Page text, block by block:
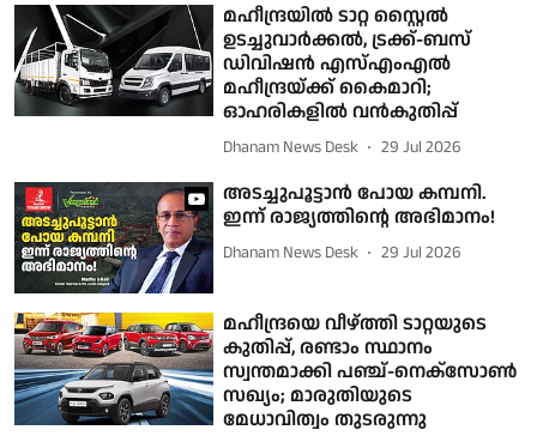
മഹീന്ദ്രയില്‍ ടാറ്റ സ്റ്റൈല്‍
ഉടച്ചുവാര്‍ക്കല്‍, ട്രക്ക്-ബസ്
ഡിവിഷന്‍ എസ്എംഎല്‍
മഹീന്ദ്രയ്ക്ക് കൈമാറി;
ഓഹരികളില്‍ വന്‍കുതിപ്പ്
Dhanam News Desk 29 Jul 2026
അടച്ചുപൂട്ടാൻ പോയ കമ്പനി.
ഇന്ന് രാജ്യത്തിന്റെ അഭിമാനം!
Dhanam News Desk 29 Jul 2026
മഹീന്ദ്രയെ വീഴ്ത്തി ടാറ്റയുടെ
കുതിപ്പ്, രണ്ടാം സ്ഥാനം
സ്വന്തമാക്കി പഞ്ച്-നെക്‌സോൺ
സഖ്യം; മാരുതിയുടെ
മേധാവിത്വം തുടരുന്നു